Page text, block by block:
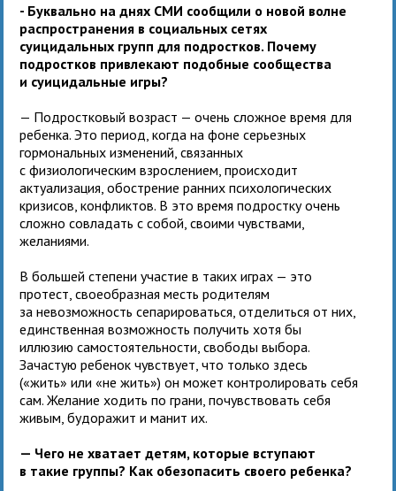
Подробнее
на Курьер.Среда.Бердск:
http://www.kurer-
sreda.ru/2017/02/27/278434-
suicid-
sovershili-
dve-
shkolnicy-
iz-
grupp-
smerti-
v-
obla-
-н
- Буквально на днях СМИ сообщили о новой волне
распространения в социальных сетях
суицидальных групп для подростков. Почему
подростков привлекают подобные сообщества
и суицидальные игры?
— Подростковый возраст — очень сложное время для
ребенка. Это период, когда на фоне серьезных
гормональных изменений, связанных
с физиологическим взрослением, происходит
актуализация, обострение ранних психологических
кризисов, конфликтов. В это время подростку очень
сложно совладать с собой, своими чувствами,
желаниями.
В большей степени участие в таких играх — это
протест, своеобразная месть родителям
за невозможность сепарироваться, отделиться от них,
единственная возможность получить хотя бы
иллюзию самостоятельности, свободы выбора.
Зачастую ребенок чувствует, что только здесь
(«жить» или «не жить») он может контролировать себя
сам. Желание ходить по грани, почувствовать себя
живым, будоражит и манит их.
— Чего не хватает детям, которые вступают
в такие группы? Как обезопасить своего ребенка?